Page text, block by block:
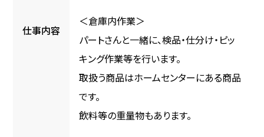
仕事内容
＜倉庫内作業＞
パートさんと一緒に、検品・仕分け・ピッ
キング作業等を行います。
取扱う商品はホームセンターにある商品
です。
飲料等の重量物もあります。